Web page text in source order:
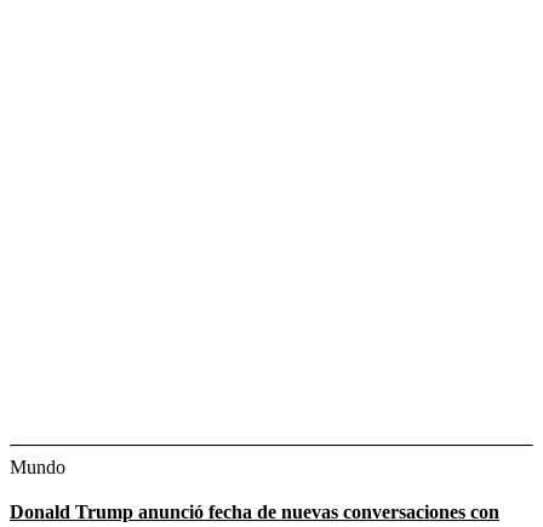
Mundo
Donald Trump anunció fecha de nuevas conversaciones con